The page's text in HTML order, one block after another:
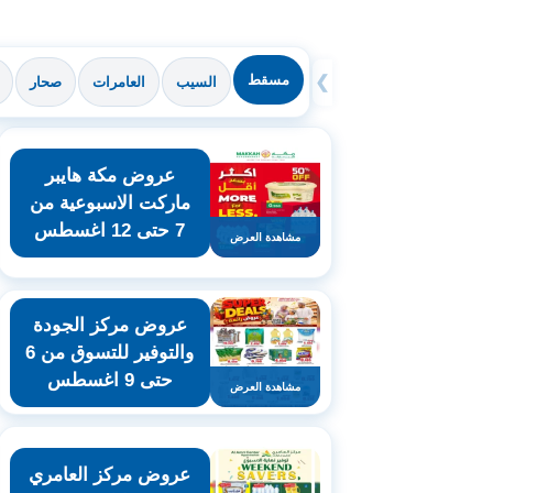
مسقط السيب العامرات صحار ❯
مشاهدة العرض
عروض مكة هايبر
ماركت الاسبوعية من
7 حتى 12 اغسطس
مشاهدة العرض
عروض مركز الجودة
والتوفير للتسوق من 6
حتى 9 اغسطس
عروض مركز العامري